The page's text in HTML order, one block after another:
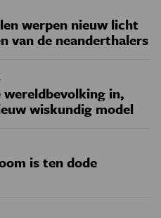
werpen nieuw licht
van de neanderthalers
in,
wiskundig model
is ten dode